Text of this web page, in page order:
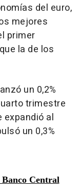
del euro,
mejores
primer
la de los
un 0,2%
trimestre
expandió al
un 0,3%